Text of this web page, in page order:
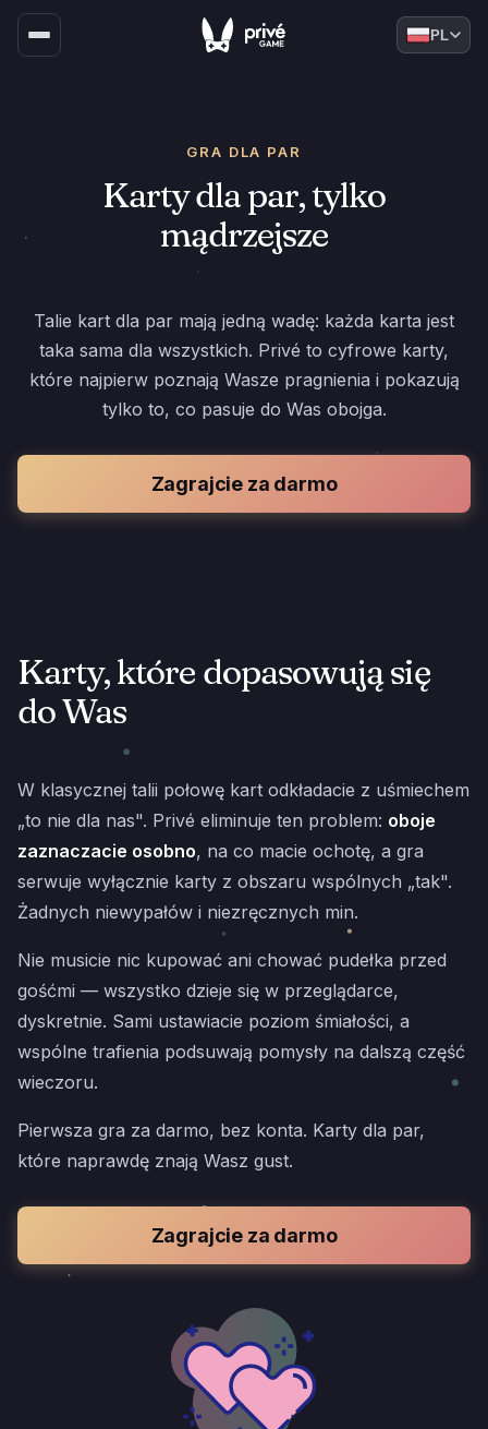
PL
GRA DLA PAR
Karty dla par, tylko
mądrzejsze
Talie kart dla par mają jedną wadę: każda karta jest
taka sama dla wszystkich. Privé to cyfrowe karty,
które najpierw poznają Wasze pragnienia i pokazują
tylko to, co pasuje do Was obojga.
Zagrajcie za darmo
Karty, które dopasowują się
do Was
W klasycznej talii połowę kart odkładacie z uśmiechem
„to nie dla nas". Privé eliminuje ten problem: oboje
zaznaczacie osobno, na co macie ochotę, a gra
serwuje wyłącznie karty z obszaru wspólnych „tak".
Żadnych niewypałów i niezręcznych min.
Nie musicie nic kupować ani chować pudełka przed
gośćmi — wszystko dzieje się w przeglądarce,
dyskretnie. Sami ustawiacie poziom śmiałości, a
wspólne trafienia podsuwają pomysły na dalszą część
wieczoru.
Pierwsza gra za darmo, bez konta. Karty dla par,
które naprawdę znają Wasz gust.
Zagrajcie za darmo